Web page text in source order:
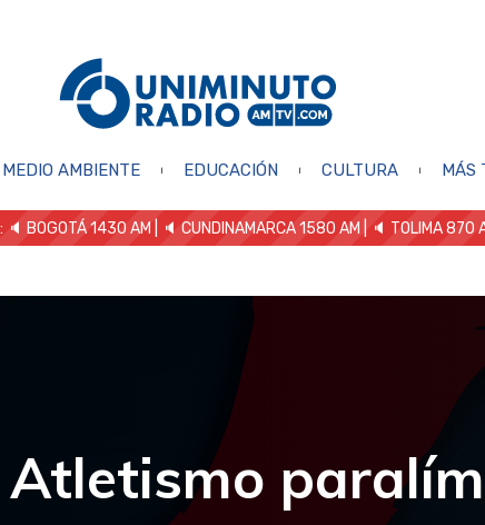
MEDIO AMBIENTE EDUCACIÓN CULTURA MÁS
🔈 BOGOTÁ 1430 AM | 🔈 CUNDINAMARCA 1580 AM | 🔈 TOLIMA 870
Atletismo